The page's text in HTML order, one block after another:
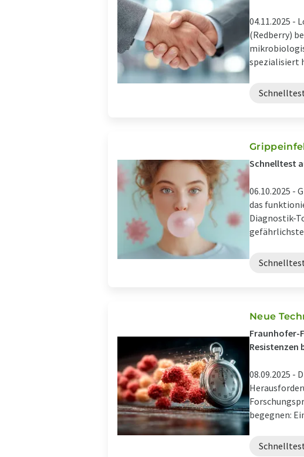
04.11.2025 -
(Redberry)
spezialisiert
Schnelltest
06.10.2025 -
das
Diagnostik-
Neue
Fraunhofer-
08.09.2025 -
begegnen: